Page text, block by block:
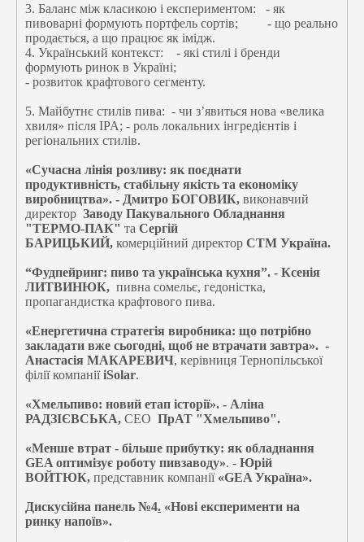
3. Баланс між класикою і експериментом: - як
пивоварні формують портфель сортів; - що реально
продається, а що працює як імідж.
4. Український контекст: - які стилі і бренди
формують ринок в Україні;
- розвиток крафтового сегменту.
5. Майбутнє стилів пива: - чи з’явиться нова «велика
хвиля» після IPA; - роль локальних інгредієнтів і
регіональних стилів.
«Сучасна лінія розливу: як поєднати
продуктивність, стабільну якість та економіку
виробництва». - Дмитро БОГОВИК, виконавчий
директор Заводу Пакувального Обладнання
"ТЕРМО-ПАК" та Сергій
БАРИЦЬКИЙ, комерційний директор СТМ Україна.
“Фудпейринг: пиво та українська кухня”. - Ксенія
ЛИТВИНЮК, пивна сомельє, гедоністка,
пропагандистка крафтового пива.
«Енергетична стратегія виробника: що потрібно
закладати вже сьогодні, щоб не втрачати завтра». -
Анастасія МАКАРЕВИЧ, керівниця Тернопільської
філії компаніїiSolar.
«Хмельпиво: новий етап історії». - Аліна
РАДЗІЄВСЬКА, CEO ПрАТ "Хмельпиво".
«Менше втрат - більше прибутку: як обладнання
GEA оптимізує роботу пивзаводу». - Юрій
ВОЙТЮК, представник компанії «GEA Україна».
Дискусійна панель №4. «Нові експерименти на
ринку напоїв».